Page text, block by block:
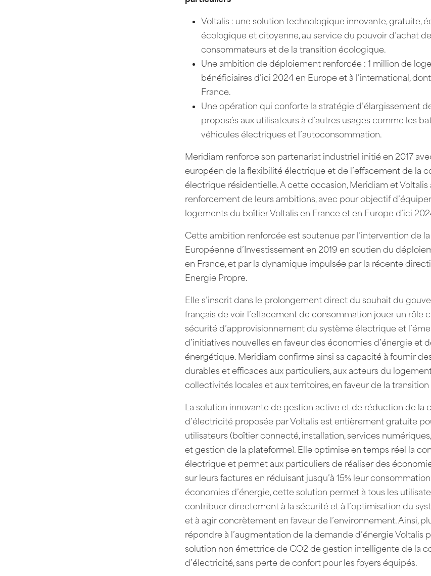
Voltalis : une solution technologique innovante, gratuite,
écologique et citoyenne, au service du pouvoir d’achat
consommateurs et de la transition écologique.
Une ambition de déploiement renforcée : 1 million de
bénéficiaires d’ici 2024 en Europe et à l’international,
France.
Une opération qui conforte la stratégie d’élargissement
proposés aux utilisateurs à d’autres usages comme les
véhicules électriques et l’autoconsommation.
Meridiam renforce son partenariat industriel initié en 2017
européen de la flexibilité électrique et de l’effacement de la
électrique résidentielle. A cette occasion, Meridiam et Voltalis
renforcement de leurs ambitions, avec pour objectif
logements du boîtier Voltalis en France et en Europe d’ici
Cette ambition renforcée est soutenue par l’intervention de
Européenne d’Investissement en 2019 en soutien du
en France, et par la dynamique impulsée par la récente
Energie Propre.
Elle s’inscrit dans le prolongement direct du souhait du
français de voir l’effacement de consommation jouer un rôle
sécurité d’approvisionnement du système électrique et
d’initiatives nouvelles en faveur des économies d’énergie et
énergétique. Meridiam confirme ainsi sa capacité à fournir
durables et efficaces aux particuliers, aux acteurs du
collectivités locales et aux territoires, en faveur de la
La solution innovante de gestion active et de réduction de la
d’électricité proposée par Voltalis est entièrement gratuite
utilisateurs (boîtier connecté, installation, services
et gestion de la plateforme). Elle optimise en temps réel la
électrique et permet aux particuliers de réaliser des
sur leurs factures en réduisant jusqu’à 15% leur
économies d’énergie, cette solution permet à tous les
contribuer directement à la sécurité et à l’optimisation du
et à agir concrètement en faveur de l’environnement. Ainsi,
répondre à l’augmentation de la demande d’énergie Voltalis
solution non émettrice de CO2 de gestion intelligente de la
d’électricité, sans perte de confort pour les foyers équipés.